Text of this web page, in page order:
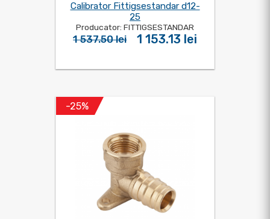
Calibrator Fittigsestandar d12-
25
Producator: FITTIGSESTANDAR
1 537.50 lei 1 153.13 lei
-25%